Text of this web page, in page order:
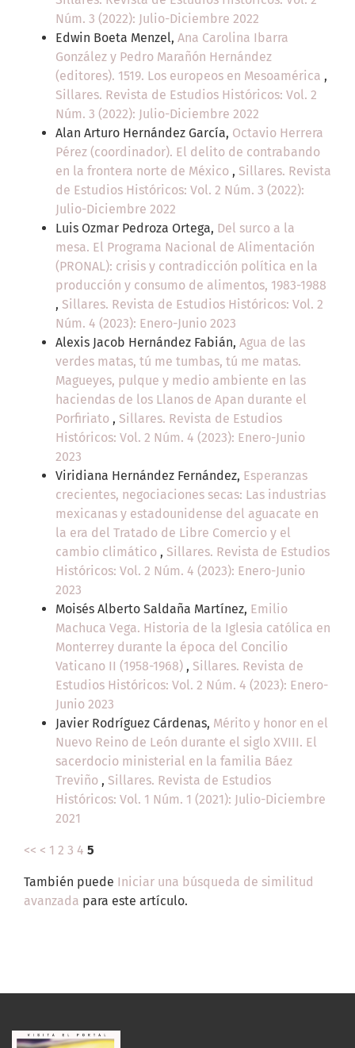
Núm. 3 (2022): Julio-Diciembre 2022
Edwin Boeta Menzel, Ana Carolina Ibarra
González y Pedro Marañón Hernández
(editores). 1519. Los europeos en Mesoamérica ,
Sillares. Revista de Estudios Históricos: Vol. 2
Núm. 3 (2022): Julio-Diciembre 2022
Alan Arturo Hernández García, Octavio Herrera
Pérez (coordinador). El delito de contrabando
en la frontera norte de México , Sillares. Revista
de Estudios Históricos: Vol. 2 Núm. 3 (2022):
Julio-Diciembre 2022
Luis Ozmar Pedroza Ortega, Del surco a la
mesa. El Programa Nacional de Alimentación
(PRONAL): crisis y contradicción política en la
producción y consumo de alimentos, 1983-1988
, Sillares. Revista de Estudios Históricos: Vol. 2
Núm. 4 (2023): Enero-Junio 2023
Alexis Jacob Hernández Fabián, Agua de las
verdes matas, tú me tumbas, tú me matas.
Magueyes, pulque y medio ambiente en las
haciendas de los Llanos de Apan durante el
Porfiriato , Sillares. Revista de Estudios
Históricos: Vol. 2 Núm. 4 (2023): Enero-Junio
2023
Viridiana Hernández Fernández, Esperanzas
crecientes, negociaciones secas: Las industrias
mexicanas y estadounidense del aguacate en
la era del Tratado de Libre Comercio y el
cambio climático , Sillares. Revista de Estudios
Históricos: Vol. 2 Núm. 4 (2023): Enero-Junio
2023
Moisés Alberto Saldaña Martínez, Emilio
Machuca Vega. Historia de la Iglesia católica en
Monterrey durante la época del Concilio
Vaticano II (1958-1968) , Sillares. Revista de
Estudios Históricos: Vol. 2 Núm. 4 (2023): Enero-
Junio 2023
Javier Rodríguez Cárdenas, Mérito y honor en el
Nuevo Reino de León durante el siglo XVIII. El
sacerdocio ministerial en la familia Báez
Treviño , Sillares. Revista de Estudios
Históricos: Vol. 1 Núm. 1 (2021): Julio-Diciembre
2021
<< < 1 2 3 4 5
También puede Iniciar una búsqueda de similitud
avanzada para este artículo.